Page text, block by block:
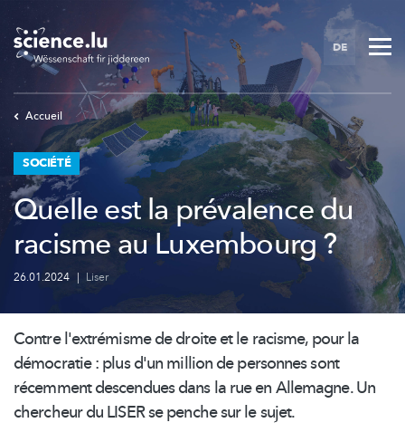
to
main
content
DE
Accueil
SOCIÉTÉ
Quelle est la prévalence du
racisme au Luxembourg ?
26.01.2024 | Liser
Contre l'extrémisme de droite et le racisme, pour la
démocratie : plus d'un million de personnes sont
récemment descendues dans la rue en Allemagne. Un
chercheur du LISER se penche sur le sujet.